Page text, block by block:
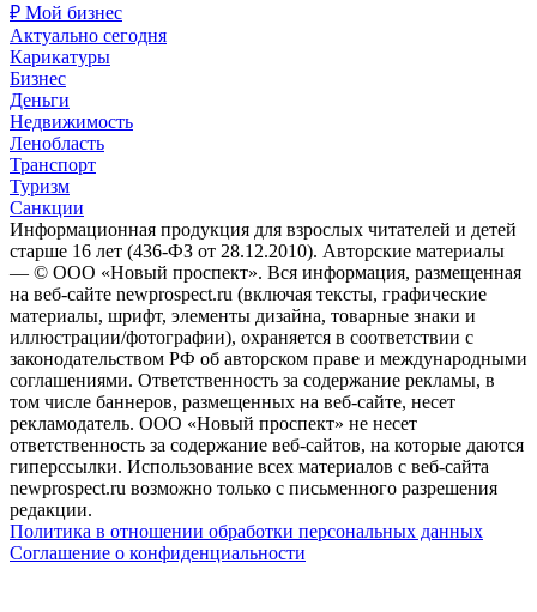
₽ Мой бизнес
Актуально сегодня
Карикатуры
Бизнес
Деньги
Недвижимость
Ленобласть
Транспорт
Туризм
Санкции
Информационная продукция для взрослых читателей и детей
старше 16 лет (436-ФЗ от 28.12.2010). Авторские материалы
— © ООО «Новый проспект». Вся информация, размещенная
на веб-сайте newprospect.ru (включая тексты, графические
материалы, шрифт, элементы дизайна, товарные знаки и
иллюстрации/фотографии), охраняется в соответствии с
законодательством РФ об авторском праве и международными
соглашениями. Ответственность за содержание рекламы, в
том числе баннеров, размещенных на веб-сайте, несет
рекламодатель. ООО «Новый проспект» не несет
ответственность за содержание веб-сайтов, на которые даются
гиперссылки. Использование всех материалов с веб-сайта
newprospect.ru возможно только с письменного разрешения
редакции.
Политика в отношении обработки персональных данных
Соглашение о конфиденциальности